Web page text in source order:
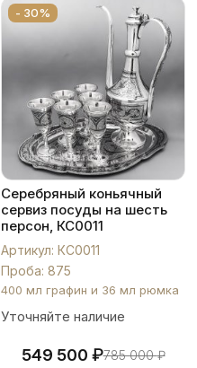
- 30%
Серебряный коньячный
сервиз посуды на шесть
персон, КС0011
Артикул: КС0011
Проба: 875
400 мл графин и 36 мл рюмка
Уточняйте наличие
549 500 ₽785 000₽